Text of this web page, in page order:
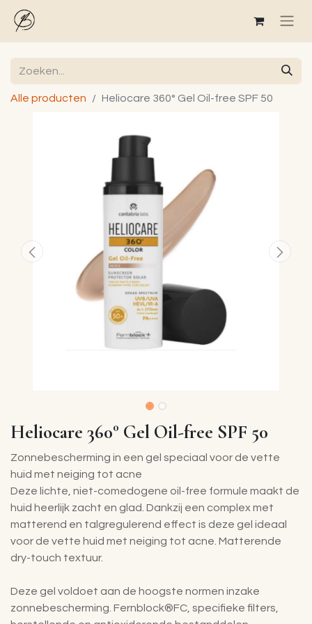
Alle producten Heliocare 360° Gel Oil-free SPF 50
Heliocare 360° Gel Oil-free SPF 50
Zonnebescherming in een gel speciaal voor de vette
huid met neiging tot acne
Deze lichte, niet-comedogene oil-free formule maakt de
huid heerlijk zacht en glad. Dankzij een complex met
matterend en talgregulerend effect is deze gel ideaal
voor de vette huid met neiging tot acne. Matterende
dry-touch textuur.
Deze gel voldoet aan de hoogste normen inzake
zonnebescherming. Fernblock®FC, specifieke filters,